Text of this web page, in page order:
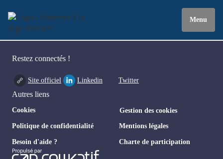
Menu
Restez connectés !
Site officiel Linkedin Twitter
Autres liens
Cookies Gestion des cookies
Politique de confidentialité Mentions légales
Besoin d'aide ? Charte de participation